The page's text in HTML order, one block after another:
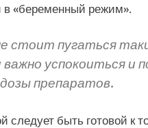
в «беременный режим».
стоит пугаться
важно успокоиться и
препаратов.
следует быть готовой к